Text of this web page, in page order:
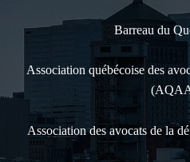
Barreau du
Association québécoise des
Association des avocats de la